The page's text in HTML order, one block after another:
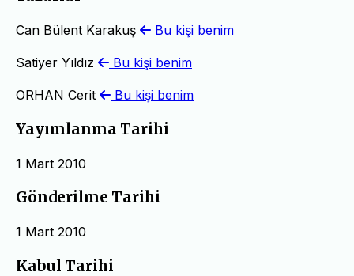
Can Bülent Karakuş Bu kişi benim
Satiyer Yıldız Bu kişi benim
ORHAN Cerit Bu kişi benim
Yayımlanma Tarihi
1 Mart 2010
Gönderilme Tarihi
1 Mart 2010
Kabul Tarihi